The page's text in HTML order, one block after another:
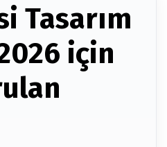
Tasarım
için